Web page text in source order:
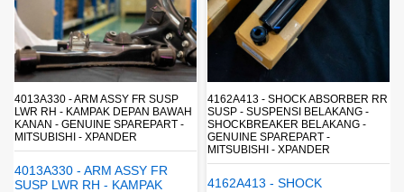
4013A330 - ARM ASSY FR SUSP
LWR RH - KAMPAK DEPAN BAWAH
KANAN - GENUINE SPAREPART -
MITSUBISHI - XPANDER
4013A330 - ARM ASSY FR
SUSP LWR RH - KAMPAK
4162A413 - SHOCK ABSORBER RR
SUSP - SUSPENSI BELAKANG -
SHOCKBREAKER BELAKANG -
GENUINE SPAREPART -
MITSUBISHI - XPANDER
4162A413 - SHOCK